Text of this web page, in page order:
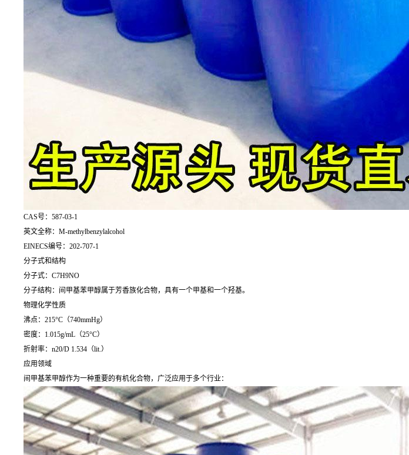
CAS号：587-03-1
英文全称：M-methylbenzylalcohol
EINECS编号：202-707-1
分子式和结构
分子式：C7H9NO
分子结构：间甲基苯甲醇属于芳香族化合物，具有一个甲基和一个羟基。
物理化学性质
沸点：215°C（740mmHg）
密度：1.015g/mL（25°C）
折射率：n20/D 1.534（lit.）
应用领域
间甲基苯甲醇作为一种重要的有机化合物，广泛应用于多个行业：